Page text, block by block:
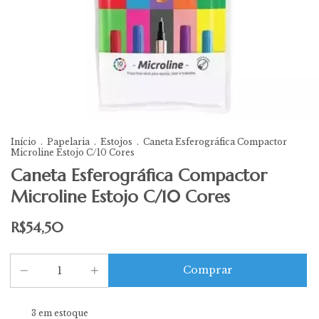
Início . Papelaria . Estojos . Caneta Esferográfica Compactor
Microline Estojo C/10 Cores
Caneta Esferográfica Compactor
Microline Estojo C/10 Cores
R$54,50
3 em estoque